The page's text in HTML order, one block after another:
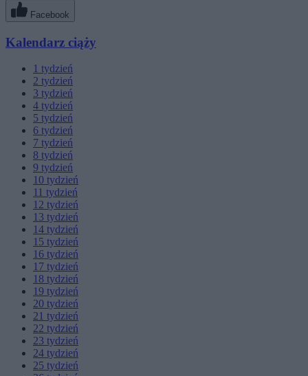
Facebook
Kalendarz ciąży
1 tydzień
2 tydzień
3 tydzień
4 tydzień
5 tydzień
6 tydzień
7 tydzień
8 tydzień
9 tydzień
10 tydzień
11 tydzień
12 tydzień
13 tydzień
14 tydzień
15 tydzień
16 tydzień
17 tydzień
18 tydzień
19 tydzień
20 tydzień
21 tydzień
22 tydzień
23 tydzień
24 tydzień
25 tydzień